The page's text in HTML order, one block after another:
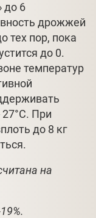
до 6
дрожжей
тех пор, пока
до 0.
температур
27°С. При
до 8 кг
на